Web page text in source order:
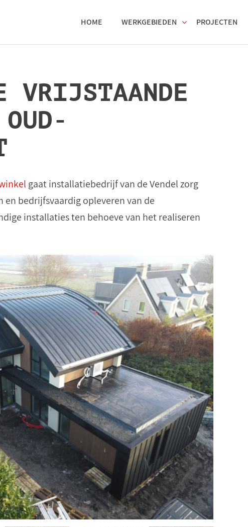
HOME WERKGEBIEDEN PROJECTEN
VRIJSTAANDE
gaat installatiebedrijf van de Vendel zorg
bedrijfsvaardig opleveren van de
installaties ten behoeve van het realiseren